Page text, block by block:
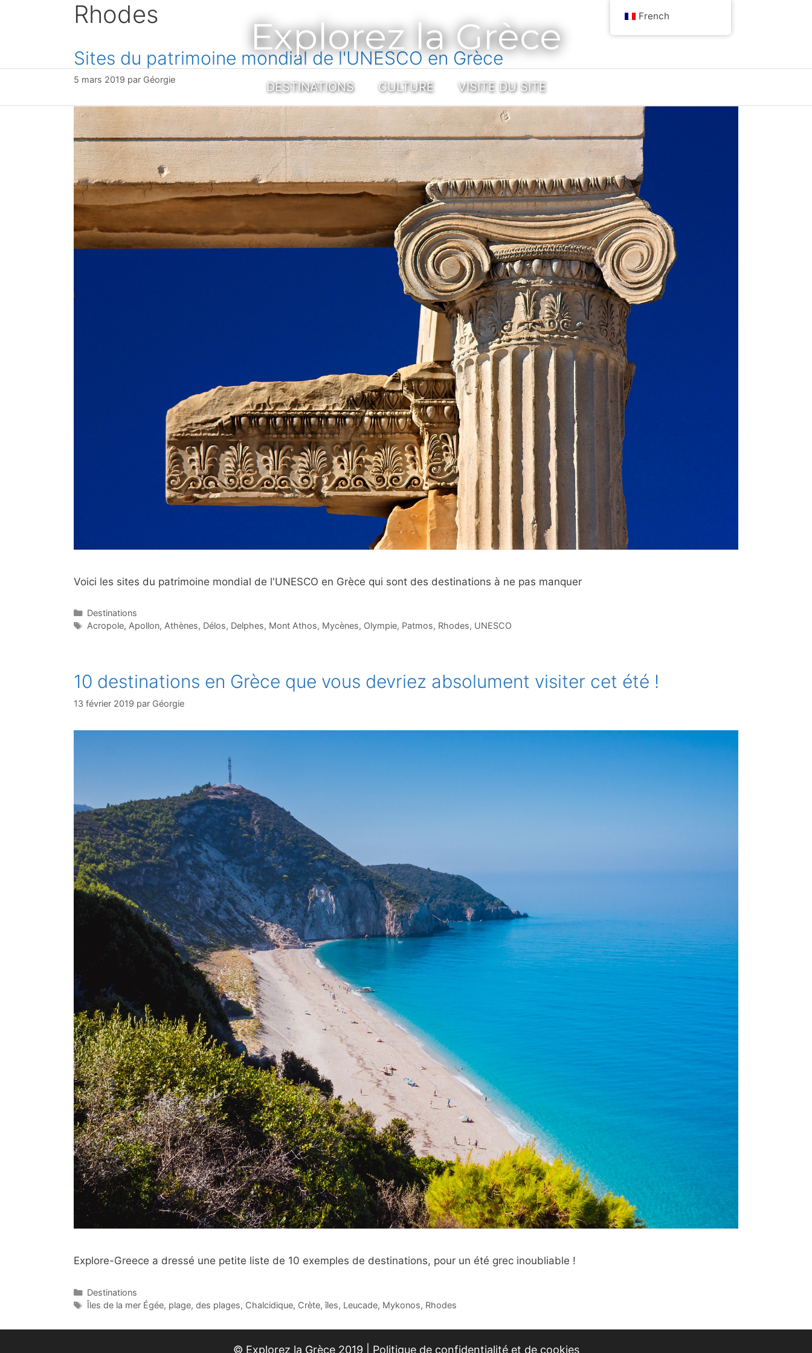
Explorez la Grèce
DESTINATIONS CULTURE VISITE DU SITE
Rhodes
Sites du patrimoine mondial de l'UNESCO en Grèce
5 mars 2019 par Géorgie
Voici les sites du patrimoine mondial de l'UNESCO en Grèce qui sont des destinations à ne pas manquer
Catégories
Destinations
Étiquettes
Acropole, Apollon, Athènes, Délos, Delphes, Mont Athos, Mycènes, Olympie, Patmos, Rhodes, UNESCO
10 destinations en Grèce que vous devriez absolument visiter cet été !
13 février 2019 par Géorgie
Explore-Greece a dressé une petite liste de 10 exemples de destinations, pour un été grec inoubliable !
Catégories
Destinations
Étiquettes
Îles de la mer Égée, plage, des plages, Chalcidique, Crète, îles, Leucade, Mykonos, Rhodes
© Explorez la Grèce 2019 | Politique de confidentialité et de cookies
French